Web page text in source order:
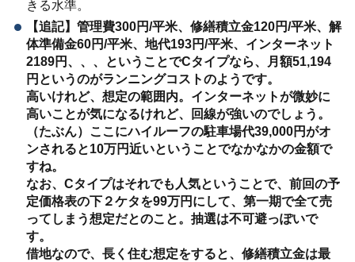
きる水準。
【追記】管理費300円/平米、修繕積立金120円/平米、解
体準備金60円/平米、地代193円/平米、インターネット
2189円、、、ということでCタイプなら、月額51,194
円というのがランニングコストのようです。
高いけれど、想定の範囲内。インターネットが微妙に
高いことが気になるけれど、回線が強いのでしょう。
（たぶん）ここにハイルーフの駐車場代39,000円がオ
ンされると10万円近いということでなかなかの金額で
すね。
なお、Cタイプはそれでも人気ということで、前回の予
定価格表の下２ケタを99万円にして、第一期で全て売
ってしまう想定だとのこと。抽選は不可避っぽいで
す。
借地なので、長く住む想定をすると、修繕積立金は最